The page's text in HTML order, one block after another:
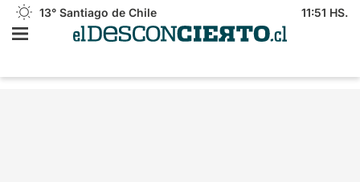
13° Santiago de Chile 11:51 HS.